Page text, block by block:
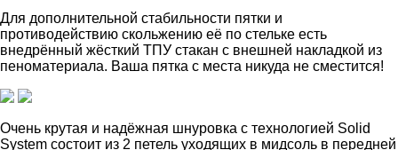
Для дополнительной стабильности пятки и
противодействию скольжению её по стельке есть
внедрённый жёсткий ТПУ стакан с внешней накладкой из
пеноматериала. Ваша пятка с места никуда не сместится!
Очень крутая и надёжная шнуровка с технологией Solid
System состоит из 2 петель уходящих в мидсоль в передней